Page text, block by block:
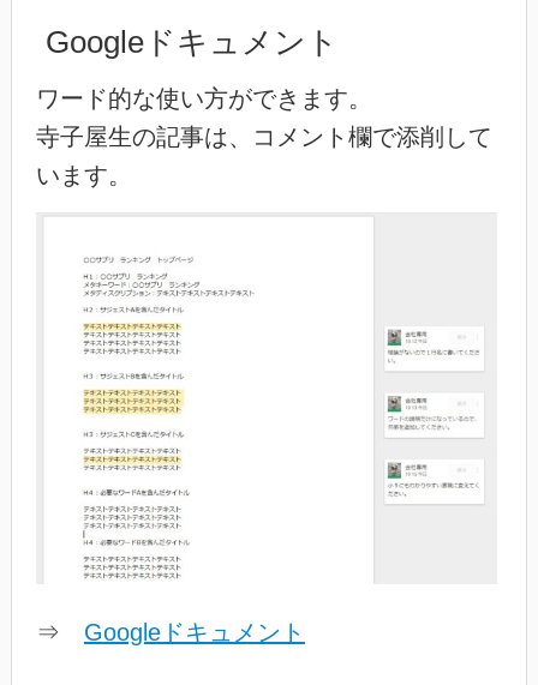
Googleドキュメント
ワード的な使い方ができます。
寺子屋生の記事は、コメント欄で添削して
います。
⇒ Googleドキュメント